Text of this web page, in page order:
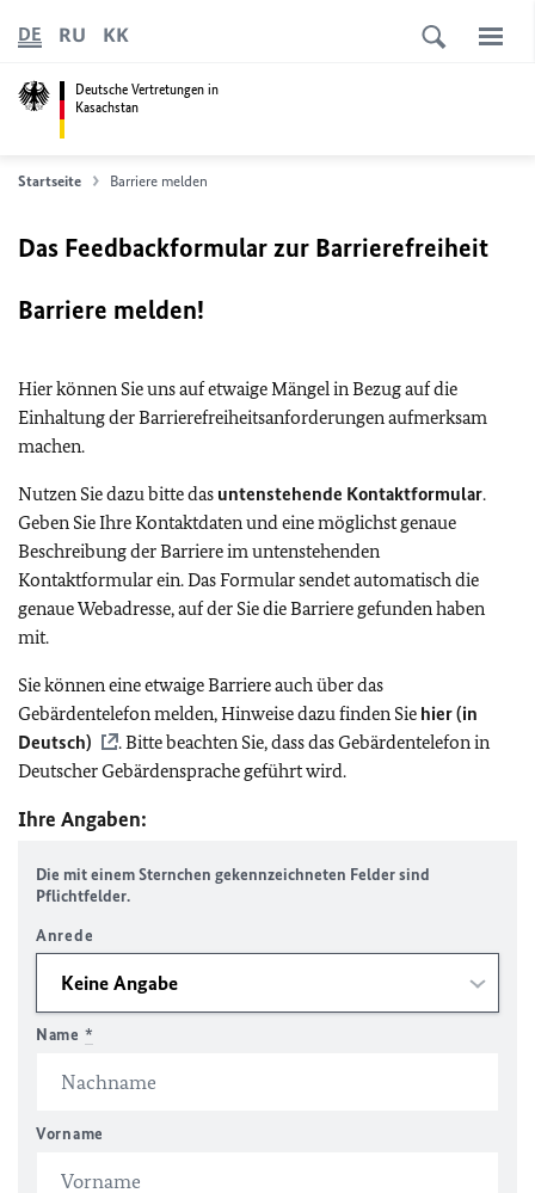
Deutsche Vertretungen in
Kasachstan
DE RU KK
Startseite Barriere melden
Das Feedbackformular zur Barrierefreiheit
Barriere melden!
Hier können Sie uns auf etwaige Mängel in Bezug auf die
Einhaltung der Barrierefreiheitsanforderungen aufmerksam
machen.
Nutzen Sie dazu bitte das untenstehende Kontaktformular.
Geben Sie Ihre Kontaktdaten und eine möglichst genaue
Beschreibung der Barriere im untenstehenden
Kontaktformular ein. Das Formular sendet automatisch die
genaue Webadresse, auf der Sie die Barriere gefunden haben
mit.
Sie können eine etwaige Barriere auch über das
Gebärdentelefon melden, Hinweise dazu finden Sie hier (in
Deutsch)
. Bitte beachten Sie, dass das Gebärdentelefon in
Deutscher Gebärdensprache geführt wird.
Ihre Angaben:
Die mit einem Sternchen gekennzeichneten Felder sind
Pflichtfelder.
Anrede
Name *
Vorname